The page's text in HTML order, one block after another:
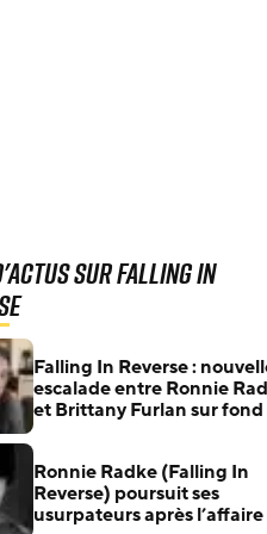
sur Falling In
Falling In Reverse :
escalade entre Ronnie
et Brittany Furlan sur fond
Ronnie Radke (Falling In
Reverse) poursuit ses
usurpateurs après l’affaire